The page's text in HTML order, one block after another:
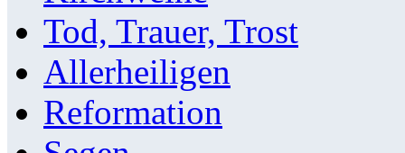
Tod, Trauer, Trost
Allerheiligen
Reformation